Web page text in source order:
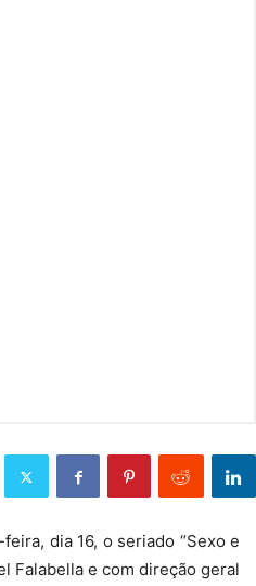
dia 16, o seriado “Sexo e
Falabella e com direção geral